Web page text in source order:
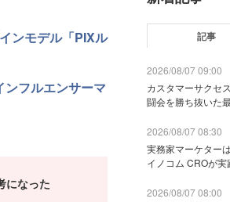
ンモデル「PIXル
フルエンサーマ
になった
記事
2026/08/07 09:00
カスタマーサクセ
闘会を勝ち抜いた
2026/08/07 08:30
実務家マーケター
イノコム CROが実
2026/08/07 08:00